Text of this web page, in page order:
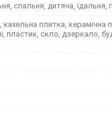
спальня, дитяча, їдальня,
плитка, керамічна
пластик, скло, дзеркало,